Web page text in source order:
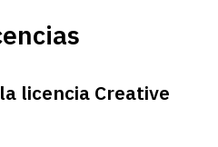
licencia Creative